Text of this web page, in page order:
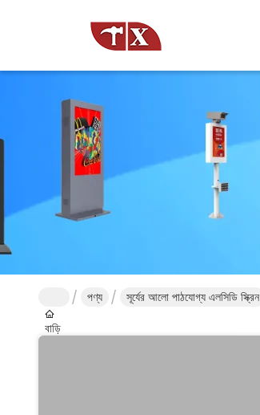
বাড়ি
পণ্য সূর্যের আলো পাঠযোগ্য এলসিডি স্ক্রিন